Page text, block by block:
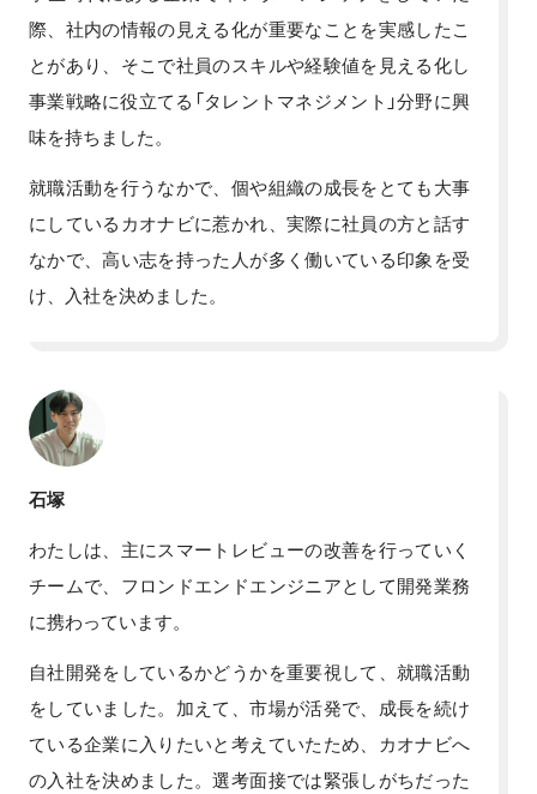
際、社内の情報の見える化が重要なことを実感したこ
とがあり、そこで社員のスキルや経験値を見える化し
事業戦略に役立てる「タレントマネジメント」分野に興
味を持ちました。
就職活動を行うなかで、個や組織の成長をとても大事
にしているカオナビに惹かれ、実際に社員の方と話す
なかで、高い志を持った人が多く働いている印象を受
け、入社を決めました。
石塚
わたしは、主にスマートレビューの改善を行っていく
チームで、フロンドエンドエンジニアとして開発業務
に携わっています。
自社開発をしているかどうかを重要視して、就職活動
をしていました。加えて、市場が活発で、成長を続け
ている企業に入りたいと考えていたため、カオナビへ
の入社を決めました。選考面接では緊張しがちだった